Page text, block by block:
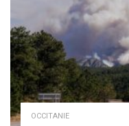
OCCITANIE